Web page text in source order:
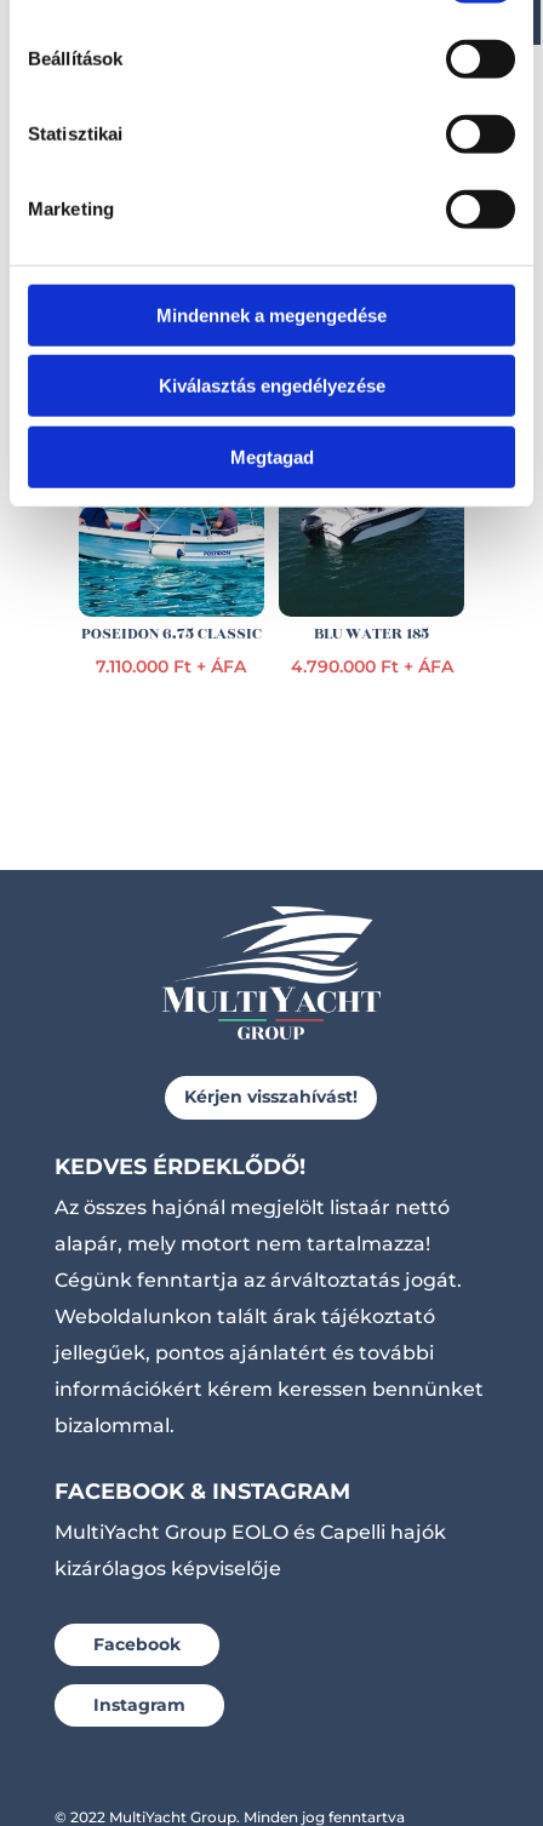
Beállítások
Statisztikai
Marketing
Mindennek a megengedése
Kiválasztás engedélyezése
Megtagad
EZ IS ÉRDEKELHET
POSEIDON 6.75 CLASSIC
7.110.000 Ft + ÁFA
BLU WATER 185
4.790.000 Ft + ÁFA
Kérjen visszahívást!
KEDVES ÉRDEKLŐDŐ!
Az összes hajónál megjelölt listaár nettó
alapár, mely motort nem tartalmazza!
Cégünk fenntartja az árváltoztatás jogát.
Weboldalunkon talált árak tájékoztató
jellegűek, pontos ajánlatért és további
információkért kérem keressen bennünket
bizalommal.
FACEBOOK & INSTAGRAM
MultiYacht Group EOLO és Capelli hajók
kizárólagos képviselője
Facebook
Instagram
© 2022 MultiYacht Group. Minden jog fenntartva